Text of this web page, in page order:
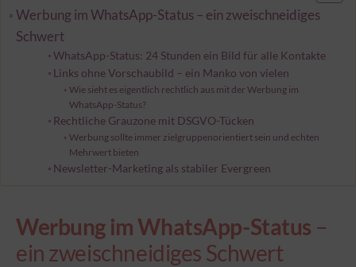
Werbung im WhatsApp-Status – ein zweischneidiges
Schwert
WhatsApp-Status: 24 Stunden ein Bild für alle Kontakte
Links ohne Vorschaubild – ein Manko von vielen
Wie sieht es eigentlich rechtlich aus mit der Werbung im
WhatsApp-Status?
Rechtliche Grauzone mit DSGVO-Tücken
Werbung sollte immer zielgruppenorientiert sein und echten
Mehrwert bieten
Newsletter-Marketing als stabiler Evergreen
Werbung im WhatsApp-Status –
ein zweischneidiges Schwert